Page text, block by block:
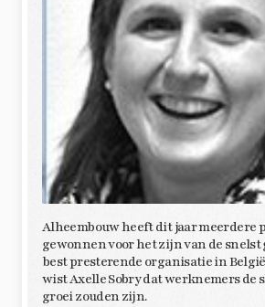
Alheembouw heeft dit jaar meerdere
gewonnen voor het zijn van de snelst
best presterende organisatie in
wist Axelle Sobry dat werknemers de
groei zouden zijn.